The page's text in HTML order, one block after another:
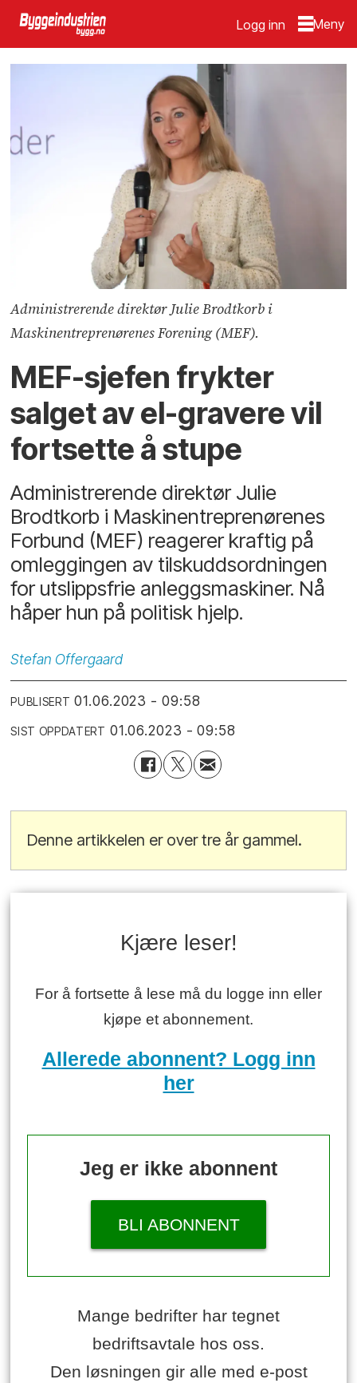
Logg inn
Administrerende direktør Julie Brodtkorb i
Maskinentreprenørenes Forening (MEF).
MEF-sjefen frykter
salget av el-gravere vil
fortsette å stupe
Administrerende direktør Julie
Brodtkorb i Maskinentreprenørenes
Forbund (MEF) reagerer kraftig på
omleggingen av tilskuddsordningen
for utslippsfrie anleggsmaskiner. Nå
håper hun på politisk hjelp.
Stefan Offergaard
PUBLISERT 01.06.2023 - 09:58
SIST OPPDATERT 01.06.2023 - 09:58
Denne artikkelen er over tre år gammel.
Kjære leser!
For å fortsette å lese må du logge inn eller
kjøpe et abonnement.
Allerede abonnent? Logg inn
her
Jeg er ikke abonnent
BLI ABONNENT
Mange bedrifter har tegnet
bedriftsavtale hos oss.
Den løsningen gir alle med e-post